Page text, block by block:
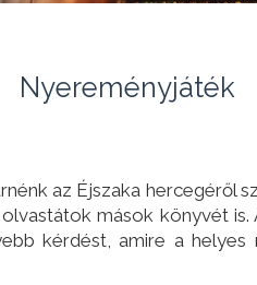
Nyereményjáték
az Éjszaka hercegéről
mások könyvét is.
kérdést, amire a